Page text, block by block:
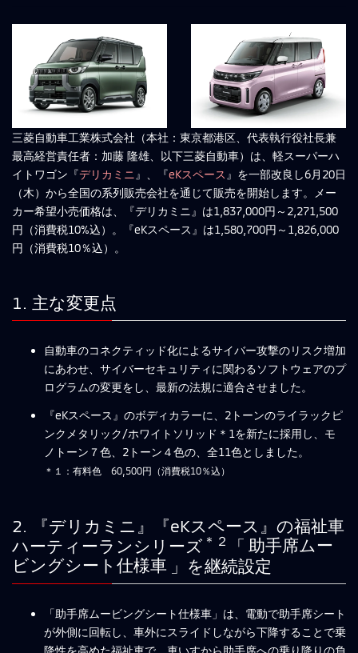
三菱自動車工業株式会社（本社：東京都港区、代表執行役社長兼
最高経営責任者：加藤 隆雄、以下三菱自動車）は、軽スーパーハ
イトワゴン『デリカミニ 』、『eKスペース 』を一部改良し6月20日
（木）から全国の系列販売会社を通じて販売を開始します。メー
カー希望小売価格は、『デリカミニ』は1,837,000円～2,271,500
円（消費税10%込）。『eKスペース』は1,580,700円～1,826,000
円（消費税10％込）。
1. 主な変更点
自動車のコネクティッド化によるサイバー攻撃のリスク増加
にあわせ、サイバーセキュリティに関わるソフトウェアのプ
ログラムの変更をし、最新の法規に適合させました。
『eKスペース』のボディカラーに、2トーンのライラックピ
ンクメタリック/ホワイトソリッド＊1を新たに採用し、モ
ノトーン７色、2トーン４色の、全11色としました。
＊１：有料色 60,500円（消費税10％込）
2. 『デリカミニ』『eKスペース』の福祉車
ハーティーランシリーズ ＊２ 「 助手席ムー
ビングシート仕様車 」を継続設定
「助手席ムービングシート仕様車」は、電動で助手席シート
が外側に回転し、車外にスライドしながら下降することで乗